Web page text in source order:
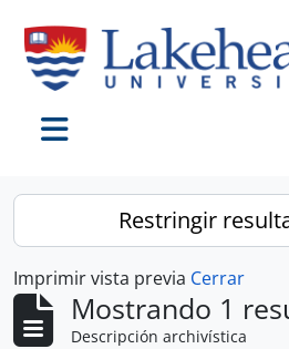
Restringir
Imprimir vista previa Cerrar
Mostrando 1
Descripción archivística